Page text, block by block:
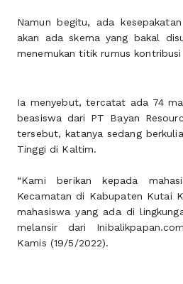
Namun begitu, ada
akan ada skema yang bakal
menemukan titik rumus kontribusi
Ia menyebut, tercatat ada 74
beasiswa dari PT Bayan
tersebut, katanya sedang
Tinggi di Kaltim.
“Kami berikan kepada
Kecamatan di Kabupaten Kutai
mahasiswa yang ada di
melansir dari
Kamis (19/5/2022).